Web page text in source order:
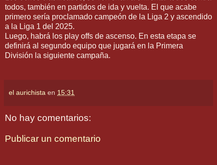
todos, también en partidos de ida y vuelta. El que acabe
primero sería proclamado campeón de la Liga 2 y ascendido
a la Liga 1 del 2025.
Luego, habrá los play offs de ascenso. En esta etapa se
definirá al segundo equipo que jugará en la Primera
División la siguiente campaña.
el aurichista en 15:31
No hay comentarios:
Publicar un comentario